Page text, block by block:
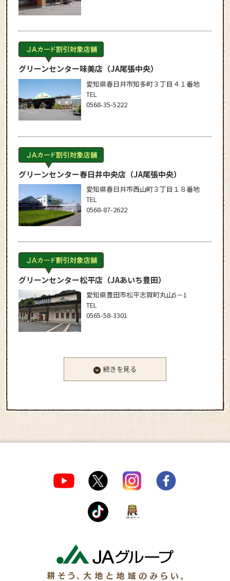
グリーンセンター味美店（JA尾張中央）
愛知県春日井市知多町３丁目４１番地
TEL
0568-35-5222
グリーンセンター春日井中央店（JA尾張中央）
愛知県春日井市西山町３丁目１８番地
TEL
0568-87-2622
グリーンセンター松平店（JAあいち豊田）
愛知県豊田市松平志賀町丸山5－1
TEL
0565-58-3301
続きを見る